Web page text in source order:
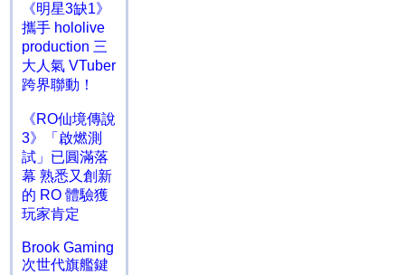
《明星3缺1》
攜手 hololive
production 三
大人氣 VTuber
跨界聯動！
《RO仙境傳說
3》「啟燃測
試」已圓滿落
幕 熟悉又創新
的 RO 體驗獲
玩家肯定
Brook Gaming
次世代旗艦鍵